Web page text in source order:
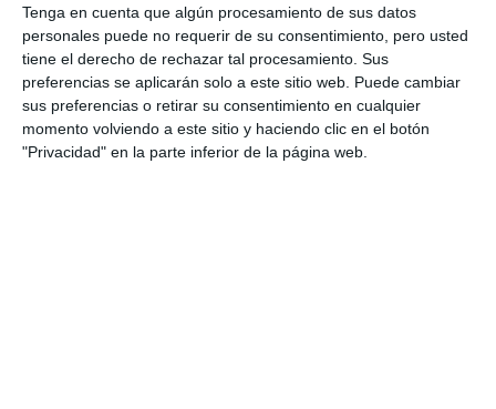
Tenga en cuenta que algún procesamiento de sus datos
personales puede no requerir de su consentimiento, pero usted
tiene el derecho de rechazar tal procesamiento. Sus
preferencias se aplicarán solo a este sitio web. Puede cambiar
sus preferencias o retirar su consentimiento en cualquier
momento volviendo a este sitio y haciendo clic en el botón
"Privacidad" en la parte inferior de la página web.
Respira, muévete y mejora: el
yoga en silla transforma la vida
de los alumnos de la UP
REPORTAJES
El PP exige la dimisión del